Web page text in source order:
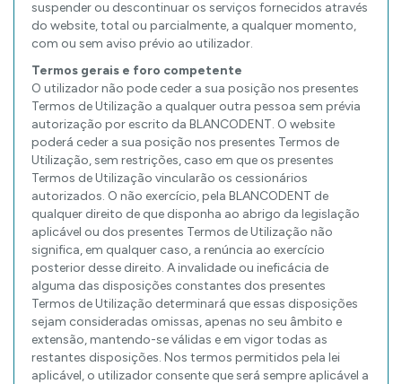
suspender ou descontinuar os serviços fornecidos através
do website, total ou parcialmente, a qualquer momento,
com ou sem aviso prévio ao utilizador.
Termos gerais e foro competente
O utilizador não pode ceder a sua posição nos presentes
Termos de Utilização a qualquer outra pessoa sem prévia
autorização por escrito da BLANCODENT. O website
poderá ceder a sua posição nos presentes Termos de
Utilização, sem restrições, caso em que os presentes
Termos de Utilização vincularão os cessionários
autorizados. O não exercício, pela BLANCODENT de
qualquer direito de que disponha ao abrigo da legislação
aplicável ou dos presentes Termos de Utilização não
significa, em qualquer caso, a renúncia ao exercício
posterior desse direito. A invalidade ou ineficácia de
alguma das disposições constantes dos presentes
Termos de Utilização determinará que essas disposições
sejam consideradas omissas, apenas no seu âmbito e
extensão, mantendo-se válidas e em vigor todas as
restantes disposições. Nos termos permitidos pela lei
aplicável, o utilizador consente que será sempre aplicável a